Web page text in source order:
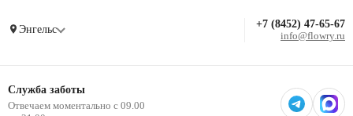
Энгельс +7 (8452) 47-65-67
info@flowry.ru
Служба заботы
Отвечаем моментально с 09.00